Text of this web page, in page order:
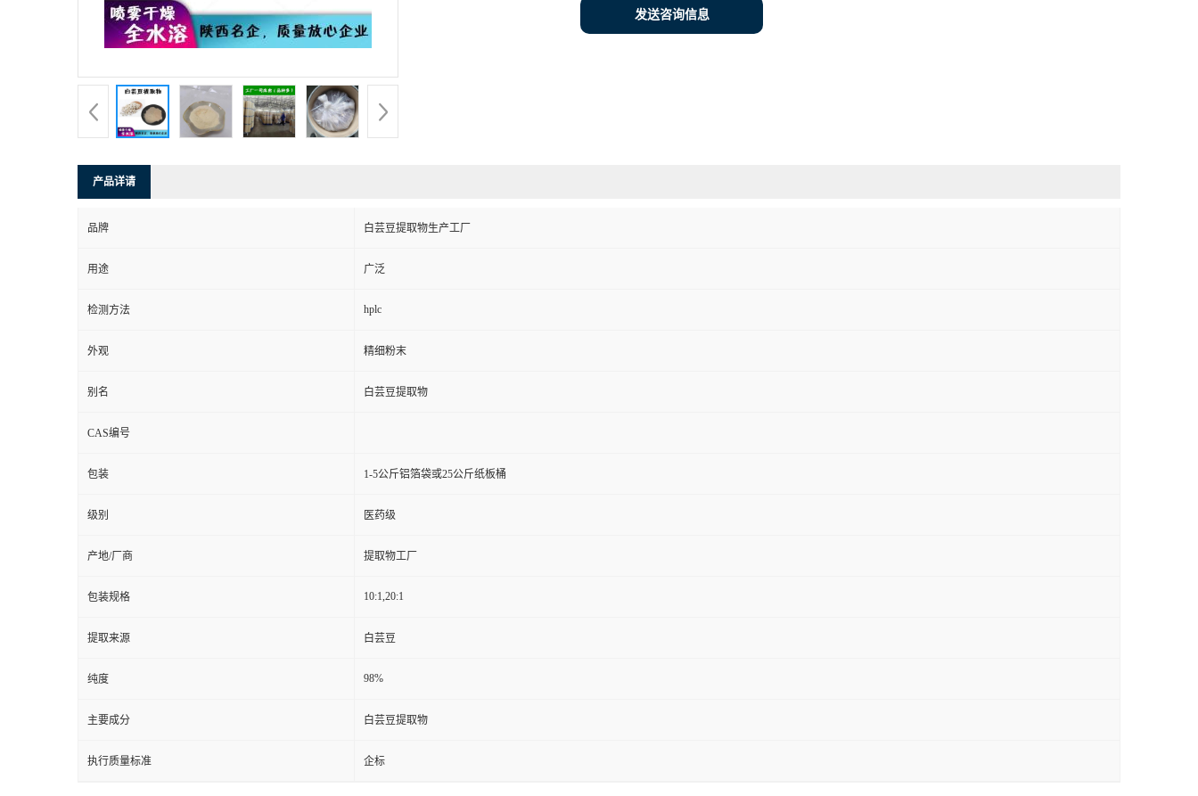
发送咨询信息
产品详请
品牌 白芸豆提取物生产工厂
用途 广泛
检测方法 hplc
外观 精细粉末
别名 白芸豆提取物
CAS编号
包装 1-5公斤铝箔袋或25公斤纸板桶
级别 医药级
产地/厂商 提取物工厂
包装规格 10:1,20:1
提取来源 白芸豆
纯度 98%
主要成分 白芸豆提取物
执行质量标准 企标